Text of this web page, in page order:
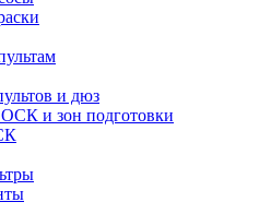
и дюз
и зон подготовки